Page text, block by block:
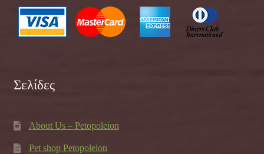
Σελίδες
About Us – Petopoleion
Pet shop Petopoleion